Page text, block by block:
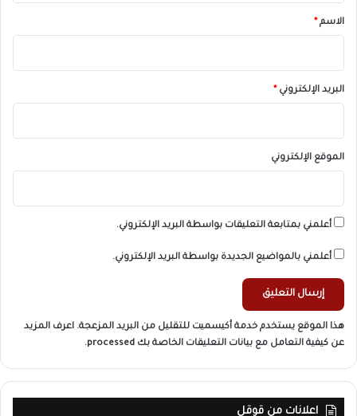
*الاسم*
البريد الإلكتروني*
الموقع الإلكتروني
أعلمني بمتابعة التعليقات بواسطة البريد الإلكتروني.
أعلمني بالمواضيع الجديدة بواسطة البريد الإلكتروني.
هذا الموقع يستخدم خدمة أكيسميت للتقليل من البريد المزعجة. اعرف المزيد
عن كيفية التعامل مع بيانات التعليقات الخاصة بك processed
.
اعلانات من قوقل